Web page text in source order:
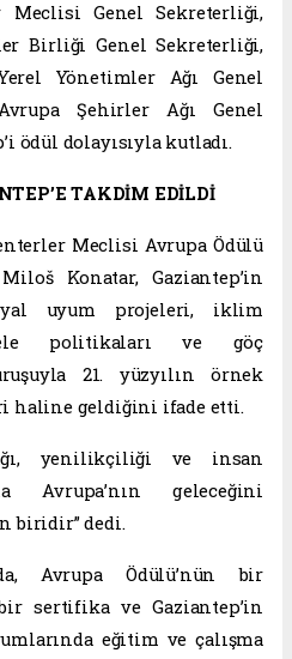
Meclisi Genel Sekreterliği,
Birliği Genel Sekreterliği,
Yönetimler Ağı Genel
Şehirler Ağı Genel
ödül dolayısıyla kutladı.
TAKDİM EDİLDİ
Meclisi Avrupa Ödülü
Konatar, Gaziantep’in
uyum projeleri, iklim
politikaları ve göç
21. yüzyılın örnek
haline geldiğini ifade etti.
yenilikçiliği ve insan
Avrupa’nın geleceğini
biridir” dedi.
Avrupa Ödülü’nün bir
sertifika ve Gaziantep’in
eğitim ve çalışma